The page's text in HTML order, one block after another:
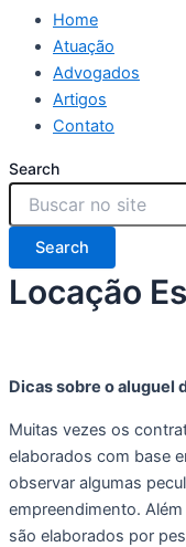
Home
Atuação
Advogados
Artigos
Contato
Search
Search
Locação
Dicas sobre o aluguel
Muitas vezes os
elaborados com base
observar algumas
empreendimento.
são elaborados por